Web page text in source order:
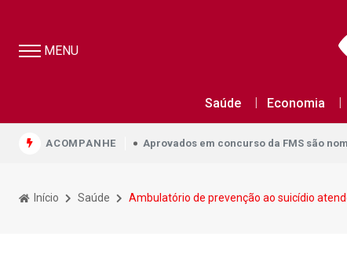
MENU
Saúde Economia
ACOMPANHE
Aprovados em concurso da FMS são
Aprovados em concurso da FMS são
Início Saúde Ambulatório de prevenção ao suicídio